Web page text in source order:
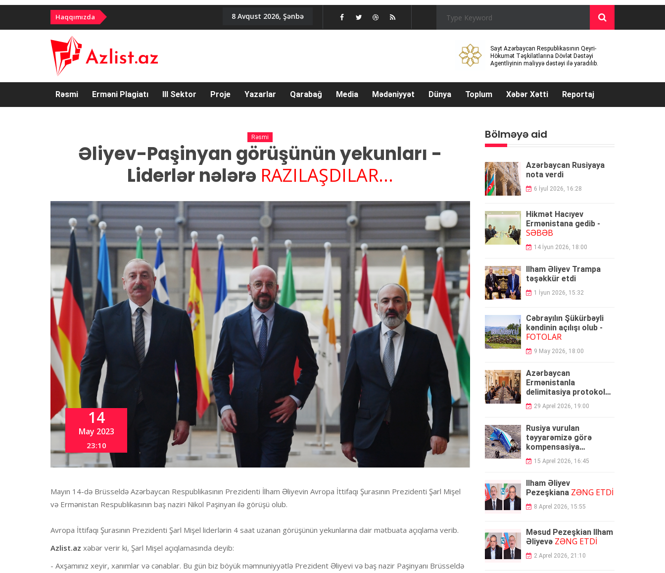
Haqqımızda 8 Avqust 2026, Şənbə
Sayt Azərbaycan Respublikasının Qeyri-
Hökumət Təşkilatlarına Dövlət Dəstəyi
Agentliyinin maliyyə dəstəyi ilə yaradılıb.
Rəsmi Erməni Plagiatı III Sektor Proje Yazarlar Qarabağ Media Mədəniyyət Dünya Toplum Xəbər Xətti Reportaj
Rəsmi
Əliyev-Paşinyan görüşünün yekunları -
Liderlər nələrə RAZILAŞDILAR...
14
May 2023
23:10
Mayın 14-də Brüsseldə Azərbaycan Respublikasının Prezidenti İlham Əliyevin Avropa İttifaqı Şurasının Prezidenti Şarl Mişel
və Ermənistan Respublikasının baş naziri Nikol Paşinyan ilə görüşü olub.
Avropa İttifaqı Şurasının Prezidenti Şarl Mişel liderlərin 4 saat uzanan görüşünün yekunlarına dair mətbuata açıqlama verib.
Azlist.az xəbər verir ki, Şarl Mişel açıqlamasında deyib:
- Axşamınız xeyir, xanımlar və cənablar. Bu gün biz böyük məmnuniyyətlə Prezident Əliyevi və baş nazir Paşinyanı Brüsseldə
Bölməyə aid
Azərbaycan Rusiyaya
nota verdi
6 İyul 2026, 16:28
Hikmət Hacıyev
Ermənistana gedib -
SƏBƏB
14 İyun 2026, 18:00
İlham Əliyev Trampa
təşəkkür etdi
1 İyun 2026, 15:32
Cəbrayılın Şükürbəyli
kəndinin açılışı olub -
FOTOLAR
9 May 2026, 18:00
Azərbaycan
Ermənistanla
delimitasiya protokolu
umzaladı
29 Aprel 2026, 19:00
Rusiya vurulan
təyyarəmizə görə
kompensasiya
ödəyəcək
15 Aprel 2026, 16:45
İlham Əliyev
Pezeşkiana ZƏNG ETDİ
8 Aprel 2026, 15:55
Məsud Pezeşkian İlham
Əliyevə ZƏNG ETDİ
2 Aprel 2026, 21:10